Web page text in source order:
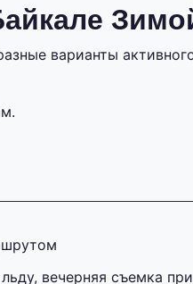
варианты
вечерняя съемка при